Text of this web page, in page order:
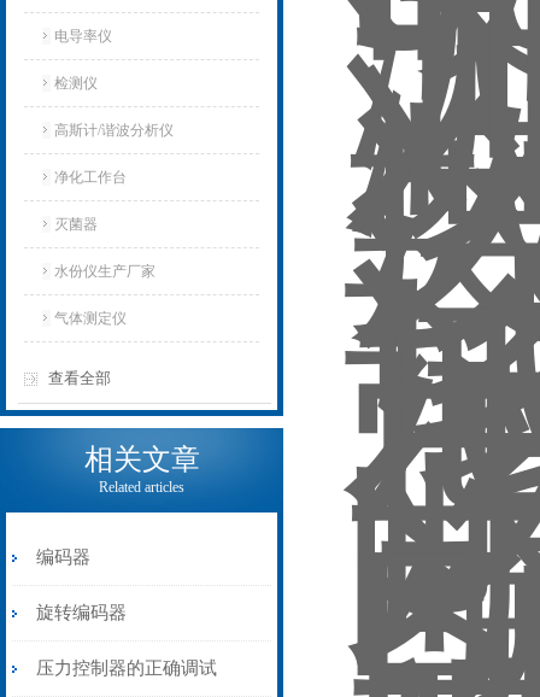
电导率仪
检测仪
高斯计/谐波分析仪
净化工作台
灭菌器
水份仪生产厂家
气体测定仪
查看全部
相关文章
Related articles
编码器
旋转编码器
压力控制器的正确调试